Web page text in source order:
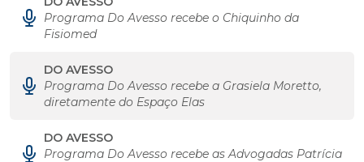
Programa Do Avesso recebe o Chiquinho da
Fisiomed
DO AVESSO
Programa Do Avesso recebe a Grasiela Moretto,
diretamente do Espaço Elas
DO AVESSO
Programa Do Avesso recebe as Advogadas Patrícia